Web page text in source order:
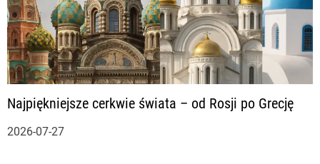
Najpiękniejsze cerkwie świata – od Rosji po Grecję
2026-07-27